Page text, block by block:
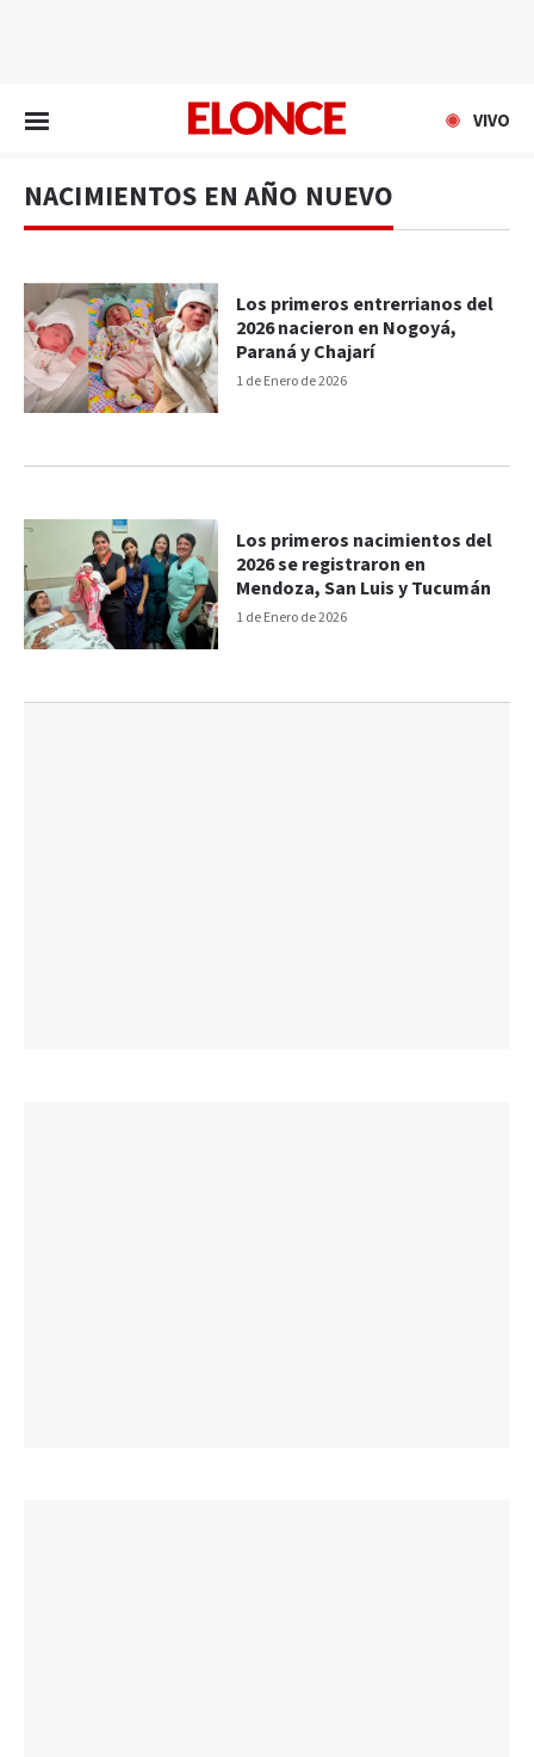
VIVO
NACIMIENTOS EN AÑO NUEVO
1 de Enero de 2026
Los primeros entrerrianos del
2026 nacieron en Nogoyá,
Paraná y Chajarí
1 de Enero de 2026
Los primeros nacimientos del
2026 se registraron en
Mendoza, San Luis y Tucumán